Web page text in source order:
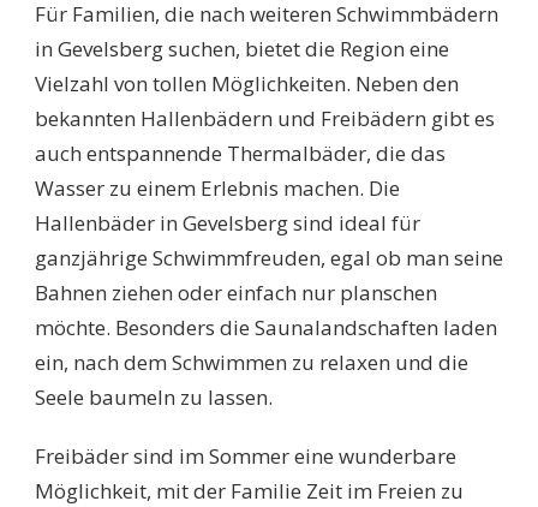
Für Familien, die nach weiteren Schwimmbädern
in Gevelsberg suchen, bietet die Region eine
Vielzahl von tollen Möglichkeiten. Neben den
bekannten Hallenbädern und Freibädern gibt es
auch entspannende Thermalbäder, die das
Wasser zu einem Erlebnis machen. Die
Hallenbäder in Gevelsberg sind ideal für
ganzjährige Schwimmfreuden, egal ob man seine
Bahnen ziehen oder einfach nur planschen
möchte. Besonders die Saunalandschaften laden
ein, nach dem Schwimmen zu relaxen und die
Seele baumeln zu lassen.
Freibäder sind im Sommer eine wunderbare
Möglichkeit, mit der Familie Zeit im Freien zu